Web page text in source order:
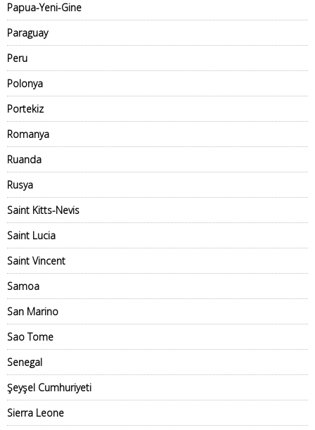
Papua-Yeni-Gine
Paraguay
Peru
Polonya
Portekiz
Romanya
Ruanda
Rusya
Saint Kitts-Nevis
Saint Lucia
Saint Vincent
Samoa
San Marino
Sao Tome
Senegal
Şeyşel Cumhuriyeti
Sierra Leone